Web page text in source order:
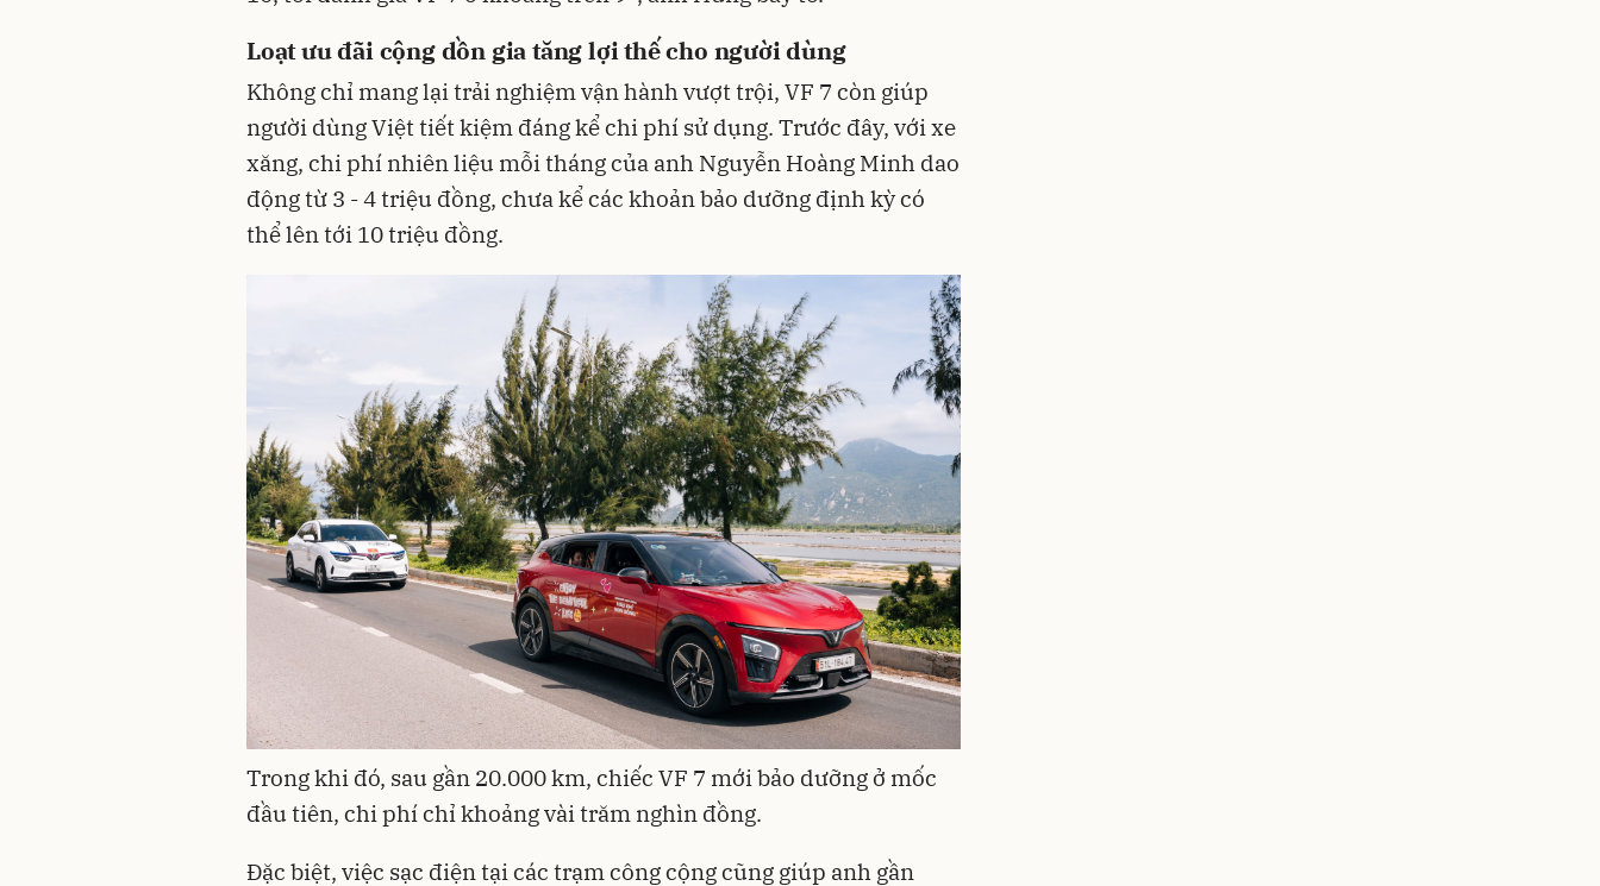
Loạt ưu đãi cộng dồn gia tăng lợi thế cho người dùng
Không chỉ mang lại trải nghiệm vận hành vượt trội, VF 7 còn giúp
người dùng Việt tiết kiệm đáng kể chi phí sử dụng. Trước đây, với xe
xăng, chi phí nhiên liệu mỗi tháng của anh Nguyễn Hoàng Minh dao
động từ 3 - 4 triệu đồng, chưa kể các khoản bảo dưỡng định kỳ có
thể lên tới 10 triệu đồng.
Trong khi đó, sau gần 20.000 km, chiếc VF 7 mới bảo dưỡng ở mốc
đầu tiên, chi phí chỉ khoảng vài trăm nghìn đồng.
Đặc biệt, việc sạc điện tại các trạm công cộng cũng giúp anh gần